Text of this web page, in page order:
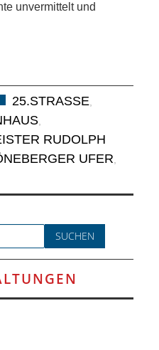
unvermittelt und
25.STRASSE ,
,
RUDOLPH
UFER,